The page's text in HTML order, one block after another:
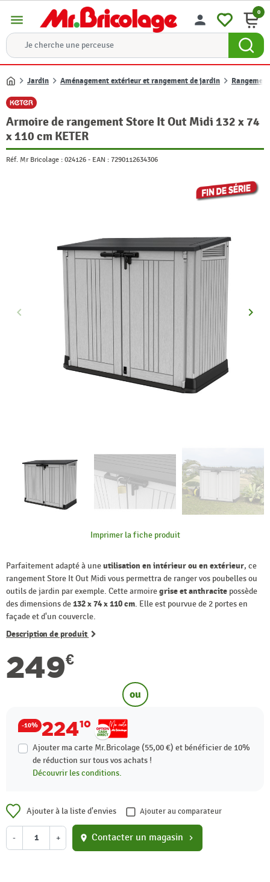
menu person 0
Accueil
Jardin Aménagement extérieur et rangement de jardin
Armoire de rangement Store It Out Midi 132 x 74
x 110 cm KETER
Réf. Mr Bricolage : 024126 - EAN : 7290112634306
Précédent
keyboard_arrow_left keyboard_arrow_right
Imprimer la fiche produit
Parfaitement adapté à uneutilisation en intérieur ou en extérieur, ce
rangement Store It Out Midi vous permettra de ranger vos poubelles ou
outils de jardin par exemple. Cette armoiregrise et anthracite possède
des dimensions de132 x 74 x 110 cm. Elle est pourvue de 2 portes en
façade et d'un couvercle.
Description de produit
249€
ou
-10% 22410
Ajouter ma carte Mr.Bricolage (55,00 €) et bénéficier de 10%
de réduction sur tous vos achats !
Découvrir les conditions.
Ajouter à la liste d'envies Ajouter au comparateur
- + location_on Contacter un magasin chevron_right